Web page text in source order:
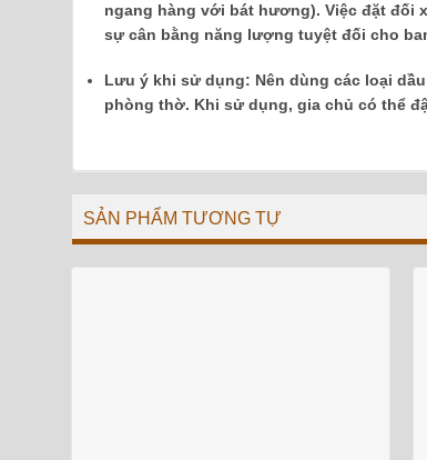
ngang hàng với bát hương). Việc đặt đối
sự cân bằng năng lượng tuyệt đối cho
Lưu ý khi sử dụng: Nên dùng các loại
phòng thờ. Khi sử dụng, gia chủ có thể
SẢN PHẨM TƯƠNG TỰ